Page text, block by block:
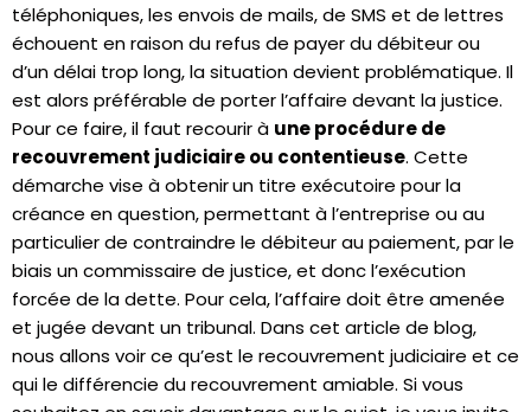
téléphoniques, les envois de mails, de SMS et de lettres
échouent en raison du refus de payer du débiteur ou
d’un délai trop long, la situation devient problématique. Il
est alors préférable de porter l’affaire devant la justice.
Pour ce faire, il faut recourir à une procédure de
recouvrement judiciaireou contentieuse. Cette
démarche vise àobtenirun titre exécutoire pour la
créance en question, permettant à l’entreprise ou au
particulier de contraindre le débiteur au paiement, par le
biais un commissaire de justice, et donc l’exécution
forcée de la dette. Pour cela, l’affaire doit être amenée
et jugée devant un tribunal. Dans cet article de blog,
nous allons voir ce qu’est le recouvrement judiciaire et ce
qui le différencie du recouvrement amiable. Si vous